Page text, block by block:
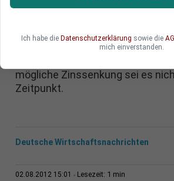
EZB-Chef Mario Draghi hat
Offenmarktoperationen
darüber nachdenken, weitere
mögliche Zinssenkung sei es
Zeitpunkt.
Deutsche Wirtschaftsnachrichten
02.08.2012 15:01 Lesezeit: 1 min
Ich habe die Datenschutzerklärung sowie die
mich einverstanden.